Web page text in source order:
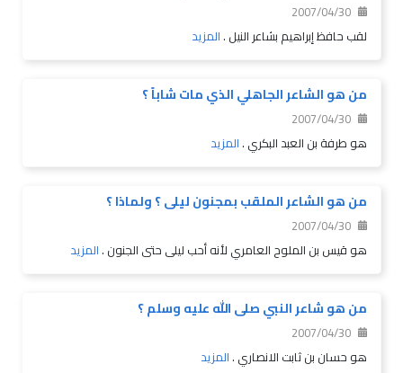
2007/04/30
لقب حافظ إبراهيم بشاعر النيل .المزيد
من هو الشاعر الجاهلي الذي مات شاباً ؟
2007/04/30
هو طرفة بن العبد البكري .المزيد
من هو الشاعر الملقب بمجنون ليلى ؟ ولماذا ؟
2007/04/30
هو قيس بن الملوح العامري لأنه أحب ليلى حتى الجنون .المزيد
من هو شاعر النبي صلى الله عليه وسلم ؟
2007/04/30
هو حسان بن ثابت الانصاري .المزيد